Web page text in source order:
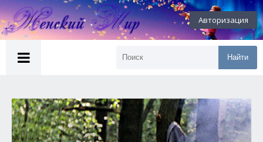
Авторизация
Найти